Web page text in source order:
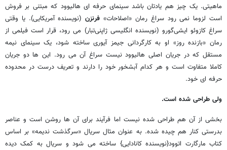
ماهیتی. یک چیز هم یادتان باشد سینمای حرفه ای هالیوود که مبتنی بر فروش
است لزوما نمی رود سراغ رمان «اصلاحات» فرنزن (نویسنده آمریکایی). یا وقتی
سراغ کازوئو ایشی‌گورو (نویسنده انگلیسی ژاپنی‌تبار) می رود، قرار است فیلمی از
رمان «بازنده روز» او به کارگردانی جیمز آیوری ساخته شود، یک سینمای نیمه
مستقل که در جریان اصلی هالیوود نیست سراغ آن می رود. این ها دو جریان
کاملا متفاوت است و هر کدام آبشخور خود را دارند و تعریف درست در محدوده
حرفه ای خود.
ولی طراحی شده است.
بخشی از آن هم طراحی شده نیست اما فرآیند برای آن ها روشن است و عناصر
بدرستی کنار هم چیده شده. به عنوان مثال سریال «سرگذشت ندیمه» بر اساس
کتاب مارگارت اتوود{نویسنده کانادایی} ساخته می شود و سریال به کمک دیده